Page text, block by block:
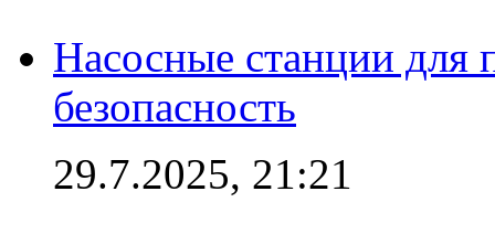
Насосные станции для
безопасность
29.7.2025, 21:21